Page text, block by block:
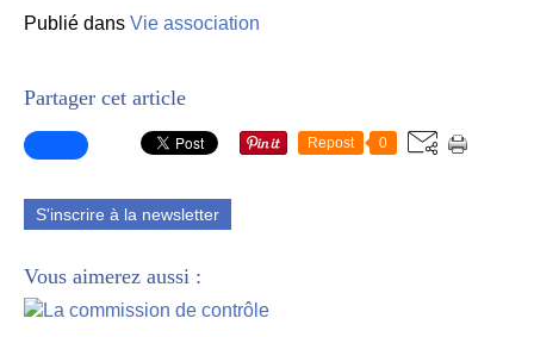
Publié dans Vie association
Partager cet article
Repost 0
S'inscrire à la newsletter
Vous aimerez aussi :